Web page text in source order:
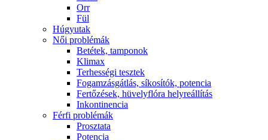
Orr
Fül
Húgyutak
Női problémák
Betétek, tamponok
Klimax
Terhességi tesztek
Fogamzásgátlás, síkosítók, potencia
Fertőzések, hüvelyflóra helyreállítás
Inkontinencia
Férfi problémák
Prosztata
Potencia